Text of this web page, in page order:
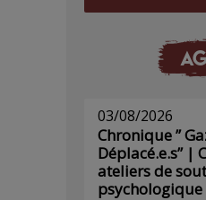
03/08/2026
Chronique ”
Déplacé.e.s” |
ateliers de